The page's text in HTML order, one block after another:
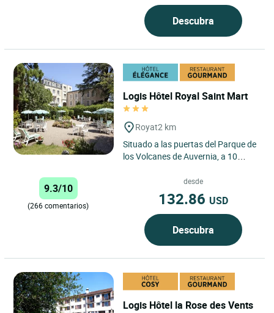
Descubra
Logis Hôtel Royal Saint Mart
Royat2 km
Situado a las puertas del Parque de
los Volcanes de Auvernia, a 10
minutos de Vulcania y a...
9.3/10
(266 comentarios)
desde
132.86 USD
Descubra
Logis Hôtel la Rose des Vents